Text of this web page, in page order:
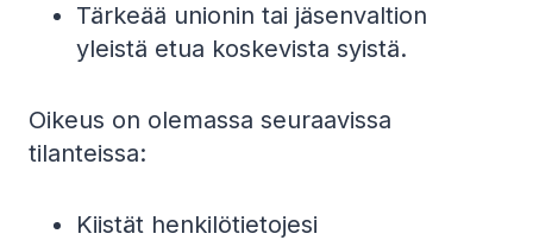
Tärkeää unionin tai jäsenvaltion
yleistä etua koskevista syistä.
Oikeus on olemassa seuraavissa
tilanteissa:
Kiistät henkilötietojesi